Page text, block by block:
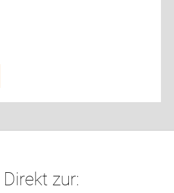
Direkt zur: